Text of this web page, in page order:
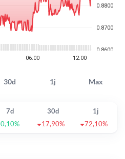
30d 1j Max
7d 30d
1j
0,10% 17,90% 72,10%